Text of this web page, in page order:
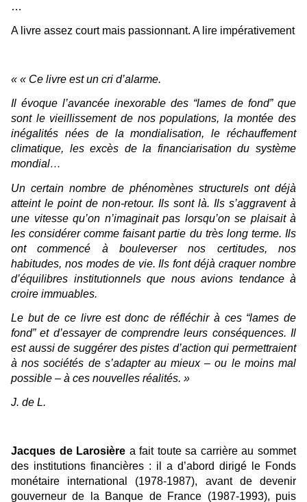
…
A livre assez court mais passionnant. A lire impérativement
« « Ce livre est un cri d’alarme.
Il évoque l’avancée inexorable des “lames de fond” que
sont le vieillissement de nos populations, la montée des
inégalités nées de la mondialisation, le réchauffement
climatique, les excès de la financiarisation du système
mondial…
Un certain nombre de phénomènes structurels ont déjà
atteint le point de non-retour. Ils sont là. Ils s’aggravent à
une vitesse qu’on n’imaginait pas lorsqu’on se plaisait à
les considérer comme faisant partie du très long terme. Ils
ont commencé à bouleverser nos certitudes, nos
habitudes, nos modes de vie. Ils font déjà craquer nombre
d’équilibres institutionnels que nous avions tendance à
croire immuables.
Le but de ce livre est donc de réfléchir à ces “lames de
fond” et d’essayer de comprendre leurs conséquences. Il
est aussi de suggérer des pistes d’action qui permettraient
à nos sociétés de s’adapter au mieux – ou le moins mal
possible – à ces nouvelles réalités. »
J. de L.
Jacques de Larosière a fait toute sa carrière au sommet
des institutions financières : il a d’abord dirigé le Fonds
monétaire international (1978-1987), avant de devenir
gouverneur de la Banque de France (1987-1993), puis